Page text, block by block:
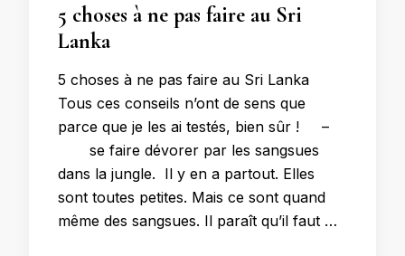
5 choses à ne pas faire au Sri
Lanka
5 choses à ne pas faire au Sri Lanka
Tous ces conseils n’ont de sens que
parce que je les ai testés, bien sûr ! –
se faire dévorer par les sangsues
dans la jungle. Il y en a partout. Elles
sont toutes petites. Mais ce sont quand
même des sangsues. Il paraît qu’il faut …